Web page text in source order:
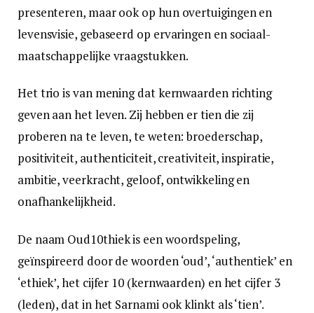
presenteren, maar ook op hun overtuigingen en
levensvisie, gebaseerd op ervaringen en sociaal-
maatschappelijke vraagstukken.
Het trio is van mening dat kernwaarden richting
geven aan het leven. Zij hebben er tien die zij
proberen na te leven, te weten: broederschap,
positiviteit, authenticiteit, creativiteit, inspiratie,
ambitie, veerkracht, geloof, ontwikkeling en
onafhankelijkheid.
De naam Oud10thiek is een woordspeling,
geïnspireerd door de woorden ‘oud’, ‘authentiek’ en
‘ethiek’, het cijfer 10 (kernwaarden) en het cijfer 3
(leden), dat in het Sarnami ook klinkt als ‘tien’.